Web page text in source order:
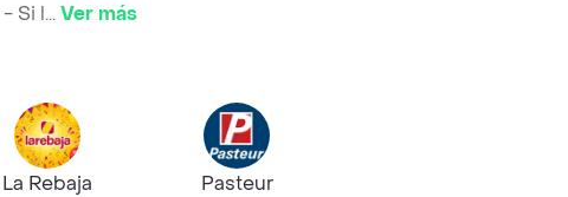
Si l...Ver más
La Rebaja
Pasteur